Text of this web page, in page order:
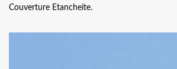
Couverture Etancheite.